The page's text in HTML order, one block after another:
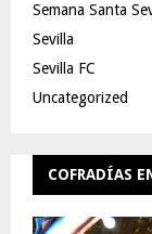
Semana Santa
Sevilla
Sevilla FC
Uncategorized
COFRADÍAS